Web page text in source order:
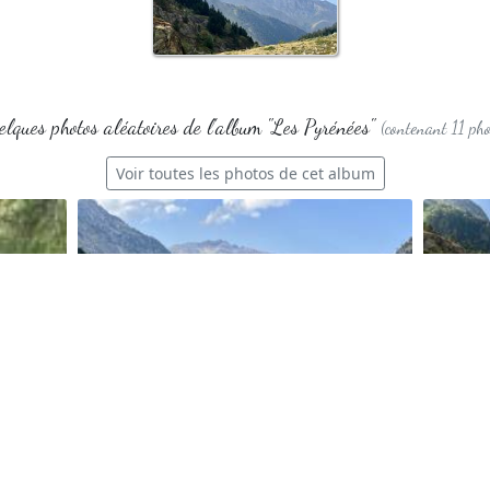
photos aléatoires de l'album "Les Pyrénées" (contenant 11
Voir toutes les photos de cet album